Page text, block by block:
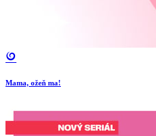
Mama, ožeň ma!